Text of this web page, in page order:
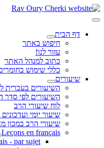
דף הבית
חיפוש באתר
עזור לנו!
כתוב למנהל האתר
כללי שימוש
שיעורים
השיעורים בעברית
השיעורים לפי
לוח שיעורי הרב
שיעור יומי
שיעורי הרב במכון
Leçons en français
- par sujet